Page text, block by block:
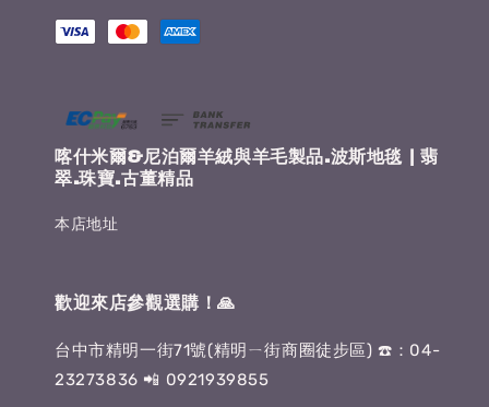
喀什米爾&尼泊爾羊絨與羊毛製品.波斯地毯 | 翡
翠.珠寶.古董精品
本店地址
歡迎來店參觀選購！🙏
台中市精明一街71號(精明ㄧ街商圈徒步區) ☎️：04-
23273836 📲 0921939855